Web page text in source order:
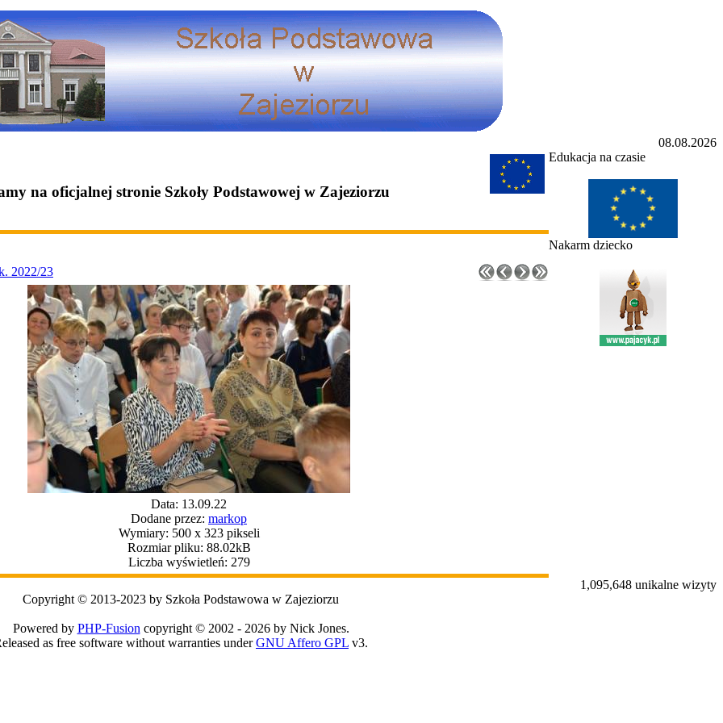
08.08.2026
na oficjalnej stronie Szkoły Podstawowej w Zajeziorzu
2022/23
Data: 13.09.22
Dodane przez: markop
Wymiary: 500 x 323 pikseli
Rozmiar pliku: 88.02kB
Liczba wyświetleń: 279
Edukacja na czasie
Nakarm dziecko
1,095,648 unikalne wizyty
Copyright © 2013-2023 by Szkoła Podstawowa w Zajeziorzu
Powered by PHP-Fusion copyright © 2002 - 2026 by Nick Jones.
as free software without warranties underGNU Affero GPL v3.